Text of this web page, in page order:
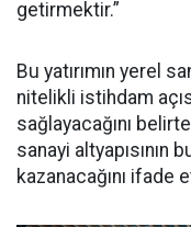
getirmektir.”
Bu yatırımın yerel
nitelikli istihdam
sağlayacağını
sanayi altyapısının
kazanacağını ifade